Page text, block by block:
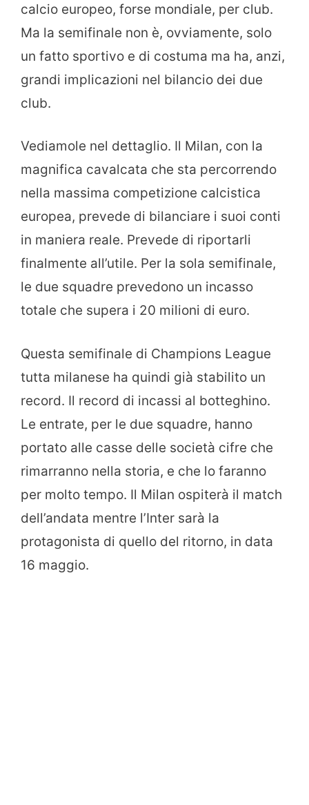
calcio europeo, forse mondiale, per club.
Ma la semifinale non è, ovviamente, solo
un fatto sportivo e di costuma ma ha, anzi,
grandi implicazioni nel bilancio dei due
club.
Vediamole nel dettaglio. Il Milan, con la
magnifica cavalcata che sta percorrendo
nella massima competizione calcistica
europea, prevede di bilanciare i suoi conti
in maniera reale. Prevede di riportarli
finalmente all’utile. Per la sola semifinale,
le due squadre prevedono un incasso
totale che supera i 20 milioni di euro.
Questa semifinale di Champions League
tutta milanese ha quindi già stabilito un
record. Il record di incassi al botteghino.
Le entrate, per le due squadre, hanno
portato alle casse delle società cifre che
rimarranno nella storia, e che lo faranno
per molto tempo. Il Milan ospiterà il match
dell’andata mentre l’Inter sarà la
protagonista di quello del ritorno, in data
16 maggio.